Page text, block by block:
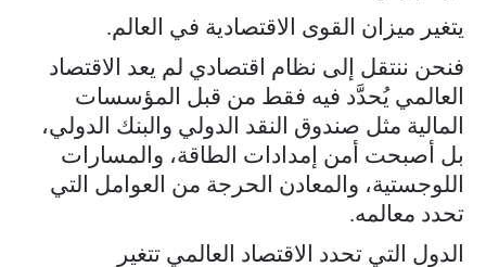
يتغير ميزان القوى الاقتصادية في العالم.
فنحن ننتقل إلى نظام اقتصادي لم يعد الاقتصاد
العالمي يُحدَّد فيه فقط من قبل المؤسسات
المالية مثل صندوق النقد الدولي والبنك الدولي،
بل أصبحت أمن إمدادات الطاقة، والمسارات
اللوجستية، والمعادن الحرجة من العوامل التي
تحدد معالمه.
الدول التي تحدد الاقتصاد العالمي تتغير